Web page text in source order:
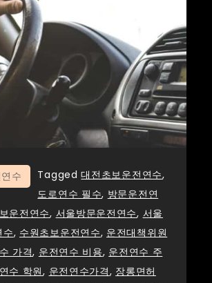
수 Tagged대전초보운전연수,
도로연수 필수, 방문운전연
운전연수, 서울방문운전연수, 서울
수, 수원초보운전연수, 운전대책위원
가격, 운전연수 비용, 운전연수 주
수 학원, 운전연수가격, 장롱면허